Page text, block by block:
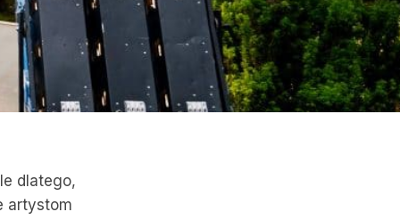
dlatego,
artystom